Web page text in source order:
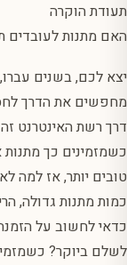
תעודת הוקרה
האם מתנות לעובדים
יצא לכם, בשנים
מחפשים את הדרך
דרך רשת האינטרנט
כשמזמינים כך מתנות
טובים יותר, אז למה
כמות מתנות גדולה,
כדאי לחשוב על
לשלם ביוקר?